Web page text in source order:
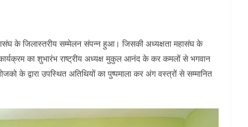
के जिलास्तरीय सम्मेलन संपन्न हुआ। जिसकी अध्यक्षता महासंघ के
का शुभारंभ राष्ट्रीय अध्यक्ष मुकुल आनंद के कर कमलों से भगवान
के द्वारा उपस्थित अतिथियों का पुष्पमाला कर अंग वस्त्रों से सम्मानित